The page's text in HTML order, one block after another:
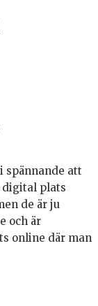
spännande att
digital plats
de är ju
och är
online där man